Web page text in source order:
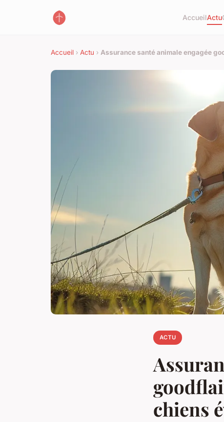
AccueilActu
Accueil › Actu › Assurance santé animale engagée
ACTU
chiens